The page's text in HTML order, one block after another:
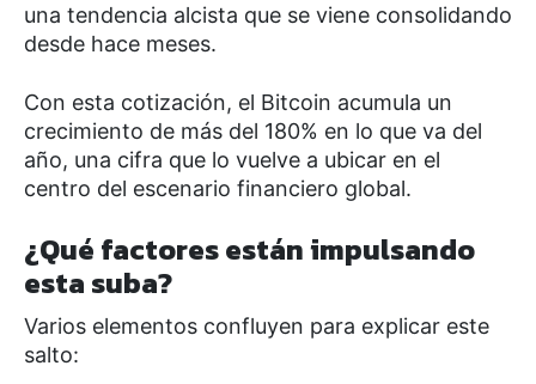
una tendencia alcista que se viene consolidando
desde hace meses.
Con esta cotización, el Bitcoin acumula un
crecimiento de más del 180% en lo que va del
año, una cifra que lo vuelve a ubicar en el
centro del escenario financiero global.
¿Qué factores están impulsando
esta suba?
Varios elementos confluyen para explicar este
salto: